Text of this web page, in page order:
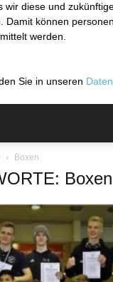
wir diese und
Damit können
werden.
Sie in unseren
Boxen
Boxen